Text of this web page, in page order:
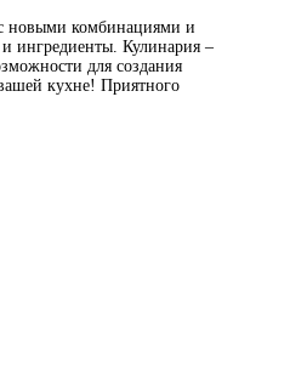
новыми комбинациями и
ингредиенты. Кулинария –
для создания
кухне! Приятного